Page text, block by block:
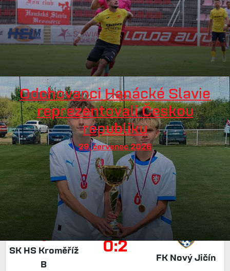
Odchovanci Hanácké Slavie
reprezentovali Českou
republiku
29. červenec 2026
2. srpen v 10:00
SK HS Kroměříž
B
0:2
FK Nový Jičín